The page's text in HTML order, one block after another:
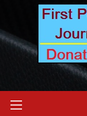
Menu